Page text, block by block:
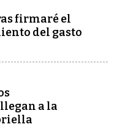
firmaré el
del gasto
a la